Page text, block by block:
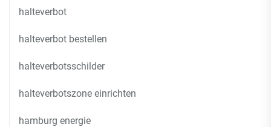
halteverbot
halteverbot bestellen
halteverbotsschilder
halteverbotszone einrichten
hamburg energie